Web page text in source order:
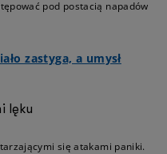
pod postacią napadów
zastyga, a umysł
lęku
się atakami paniki.